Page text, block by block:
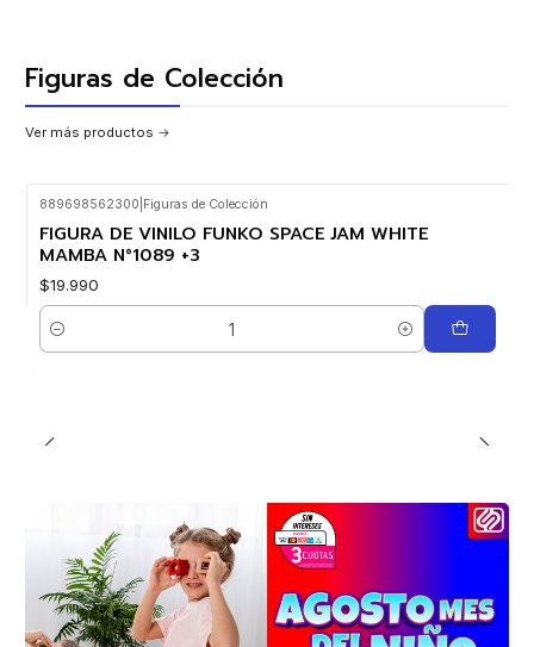
Figuras de Colección
Ver más productos
889698562300 Figuras de Colección
FIGURA DE VINILO FUNKO SPACE JAM WHITE
MAMBA N°1089 +3
$19.990
Cantidad